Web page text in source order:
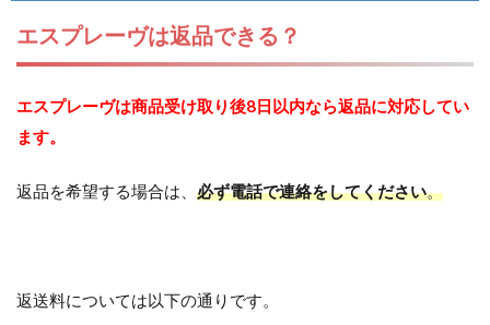
エスプレーヴは返品できる？
エスプレーヴは商品受け取り後8日以内なら返品に対応してい
ます。
返品を希望する場合は、 必ず電話で連絡をしてください。
返送料については以下の通りです。